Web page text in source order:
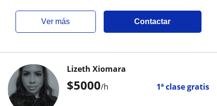
ver más Contactar
$5000/h 1ª clase gratis
Lizeth Xiomara